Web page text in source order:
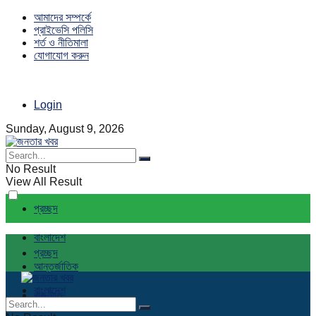
আমাদের সম্পর্কে
প্রাইভেসি পলিসি
শর্ত ও নীতিমালা
যোগাযোগ করুন
Login
Sunday, August 9, 2026
No Result
View All Result
প্রচ্ছদ
বাংলাদেশ
আন্তর্জাতিক
রাজনীতি
প্রচ্ছদ
বাংলাদেশ